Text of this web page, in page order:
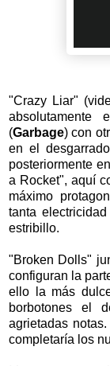
"Crazy Liar"
absolutamente
(Garbage) con
en el
posteriormente
a Rocket", aquí
máximo
tanta
estribillo.
"Broken Dolls"
configuran la
ello la más
borbotones el
agrietadas
completaría los